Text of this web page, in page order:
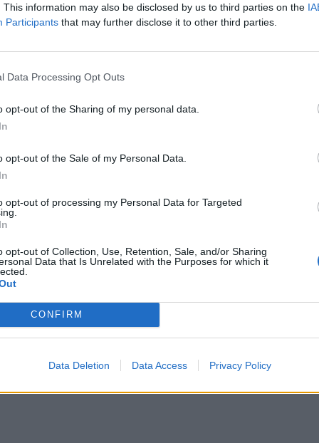
This information may also be disclosed by us to third parties on the
Participants that may further disclose it to other third parties.
Data Processing Opt Outs
opt-out of the Sharing of my personal data.
opt-out of the Sale of my Personal Data.
opt-out of processing my Personal Data for Targeted
opt-out of Collection, Use, Retention, Sale, and/or Sharing
Data that Is Unrelated with the Purposes for which it
CONFIRM
Data Deletion Data Access Privacy Policy
Go’s - Vacation